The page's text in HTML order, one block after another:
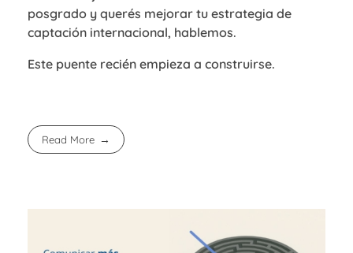
posgrado y querés mejorar tu estrategia de
captación internacional, hablemos.
Este puente recién empieza a construirse.
Read More